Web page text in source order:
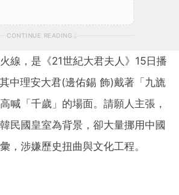
CONTINUE READING
線，是《21世紀大君夫人》15日播
中理安大君(邊佑錫 飾)戴著「九旒
喊「千歲」的場面。請願人主張，
民國皇室為背景，卻大量挪用中國
，涉嫌歷史扭曲與文化工程。